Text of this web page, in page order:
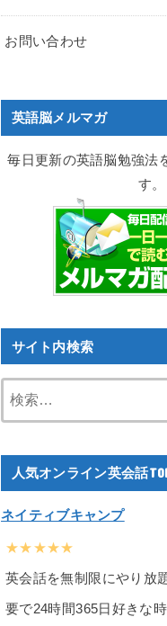
お問い合わせ
英語脳メルマガ
毎日更新の英語脳勉強法
す。
サイト内検索
人気オンライン英会話
ネイティブキャンプ
★★★★★
英会話を無制限にやり放
要で24時間365日好きな